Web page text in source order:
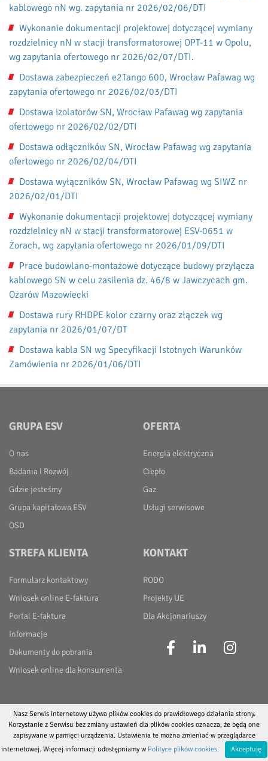
kablowego nN wg. zapytania nr 2026/02/06/DTI
Wykonanie dokumentacji projektowej dotyczącej wymiany
rozdzielnicy nN w stacji transformatorowej OPT-11 w Opolu,
wg zapytania ofertowego nr 2026/02/07/DTI.
Dostawa zabezpieczeń e2Tango 600, Wrocław Pafawag wg
zapytania ofertowego nr 2026/02/03/DTI
Dostawa izolatorów SN, Wrocław Pafawag wg zapytania
ofertowego nr 2026/02/02/DTI
Dostawa odłączników SN, Wrocław Pafawag wg zapytania
ofertowego nr 2026/02/04/DTI
Dostawa wyłączników SN, Wrocław Pafawag wg SIWZ nr
2026/02/01/DTI
Wykonanie dokumentacji projektowej dotyczącej wymiany
rozdzielnicy nN w stacji transformatorowej ESV-0651 w
Żorach, wg zapytania ofertowego nr 2026/01/09/DTI
Prace budowlano-montażowe dotyczące budowy przyłącza
kablowego SN w celu zasilenia dz. 46/8 w Jawczycach gm.
Ożarów Mazowiecki
Dostawa rury RHDPE kolor czarny oraz złączek wg
zapytania nr 2026/01/07/DT
Dostawa kabla SN wg Specyfikacji Istotnych Warunków
Zamówienia nr 2026/01/06/DTI
GRUPA ESV
O nas
Badania i Rozwój
Gdzie jesteśmy
Grupa kapitałowa ESV
OSD
OFERTA
Energia elektryczna
Ciepło
Gaz
Usługi serwisowe
STREFA KLIENTA
Formularz kontaktowy
Wniosek online E-faktura
Portal E-faktura
Informacje
Dokumenty do pobrania
Wniosek online dla konsumenta
KONTAKT
RODO
Projekty UE
Dla Akcjonariuszy
2019-2025 | ESV Grupa Kapitałowa | GRUPA VAT ESV NIP: 107-004-71-60 |Polityka
prywatności
Nasz Serwis internetowy używa plików cookies do prawidłowego działania strony.
Korzystanie z Serwisu bez zmiany ustawień dla plików cookies oznacza, że będą one
zapisywane w pamięci urządzenia. Ustawienia te można zmieniać w przeglądarce
internetowej. Więcej informacji udostępniamy w Polityce plików cookies. Akceptuję